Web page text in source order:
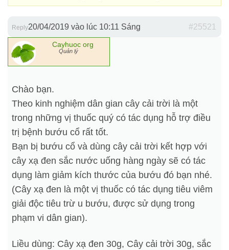
20/04/2019 vào lúc 10:11 Sáng #25521
Reply
Cayhuoc org
Quản lý
Chào bạn.
Theo kinh nghiệm dân gian cây cải trời là một
trong những vị thuốc quý có tác dụng hỗ trợ điều
trị bệnh bướu cổ rất tốt.
Bạn bị bướu cổ và dùng cây cải trời kết hợp với
cây xạ đen sắc nước uống hàng ngày sẽ có tác
dụng làm giảm kích thước của bướu đó bạn nhé.
(Cây xạ đen là một vị thuốc có tác dụng tiêu viêm
giải độc tiêu trừ u bướu, được sử dụng trong
phạm vi dân gian).
Liều dùng: Cây xạ đen 30g, Cây cải trời 30g, sắc